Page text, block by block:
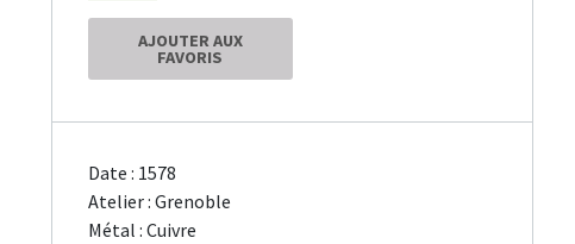
AJOUTER AUX
FAVORIS
Date : 1578
Atelier : Grenoble
Métal : Cuivre